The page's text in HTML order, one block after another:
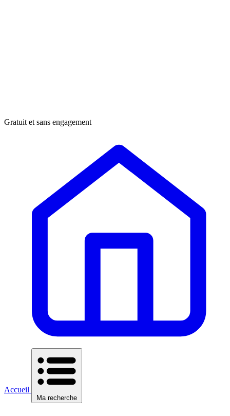
Gratuit et sans engagement
Accueil
Ma recherche